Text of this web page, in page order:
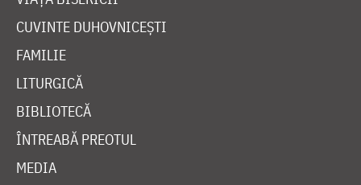
CUVINTE DUHOVNICEȘTI
FAMILIE
LITURGICĂ
BIBLIOTECĂ
ÎNTREABĂ PREOTUL
MEDIA